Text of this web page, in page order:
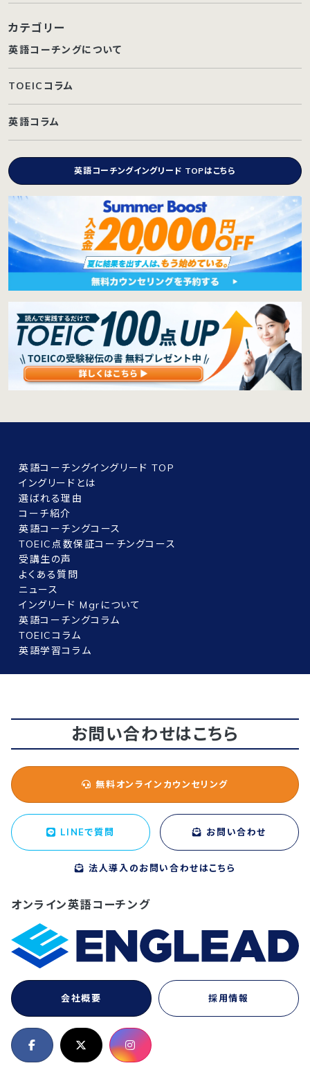
カテゴリー
英語コーチングについて
TOEICコラム
英語コラム
英語コーチングイングリード TOPはこちら
英語コーチングイングリード TOP
イングリードとは
選ばれる理由
コーチ紹介
英語コーチングコース
TOEIC点数保証コーチングコース
受講生の声
よくある質問
ニュース
イングリード Mgrについて
英語コーチングコラム
TOEICコラム
英語学習コラム
お問い合わせはこちら
無料オンラインカウンセリング
LINEで質問 お問い合わせ
法人導入のお問い合わせはこちら
オンライン英語コーチング
会社概要 採用情報